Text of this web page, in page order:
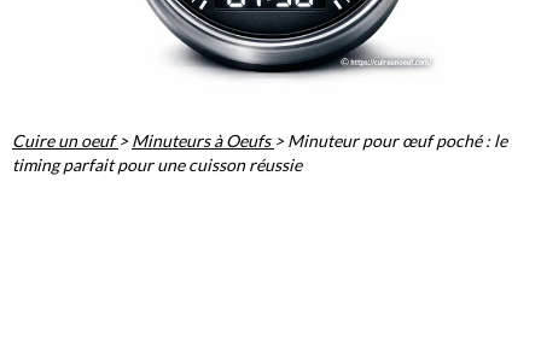
Cuire un oeuf >Minuteurs à Oeufs >Minuteur pour œuf poché : le
timing parfait pour une cuisson réussie